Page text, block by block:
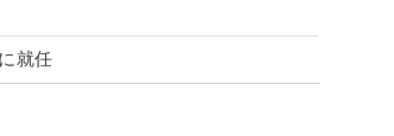
就任